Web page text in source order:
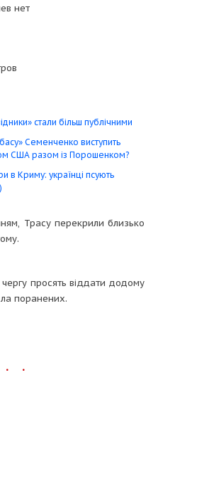
нет
стали більш публічними
Семенченко виступить
США разом із Порошенком?
в Криму: українці псують
Трасу перекрили близько
просять віддати додому
поранених.